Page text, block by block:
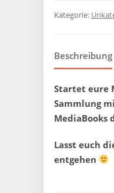
Kategorie:
Beschreibung
Startet eure
Sammlung
MediaBooks
Lasst euch
entgehen